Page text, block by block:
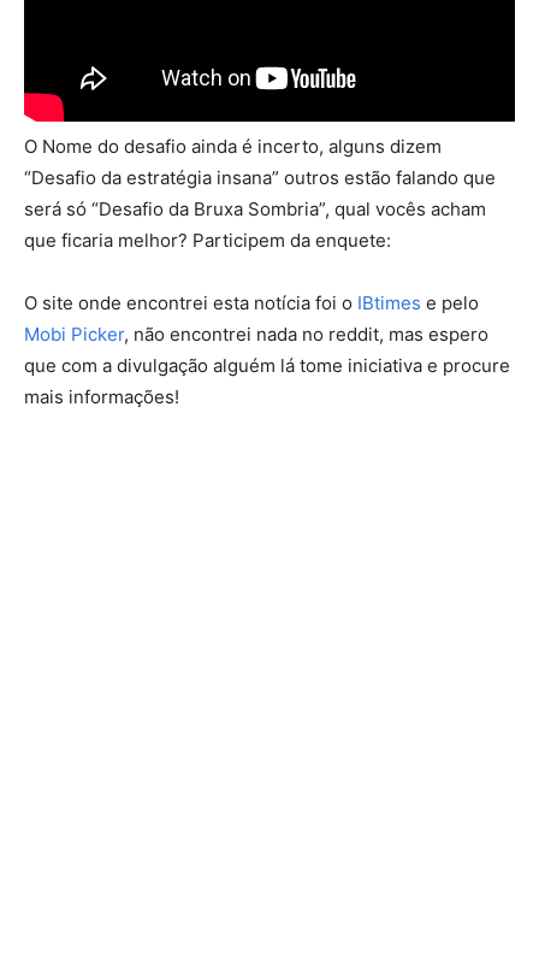
O Nome do desafio ainda é incerto, alguns dizem
“Desafio da estratégia insana” outros estão falando que
será só “Desafio da Bruxa Sombria”, qual vocês acham
que ficaria melhor? Participem da enquete:
O site onde encontrei esta notícia foi o IBtimes e pelo
Mobi Picker, não encontrei nada no reddit, mas espero
que com a divulgação alguém lá tome iniciativa e procure
mais informações!